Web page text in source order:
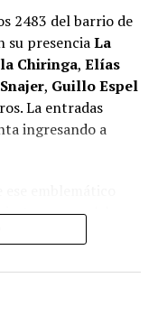
2483 del barrio de
su presenciaLa
Chiringa, Elías
, Guillo Espel
La entradas
ingresando a
para celebrar
a la comunidad
nueva sede